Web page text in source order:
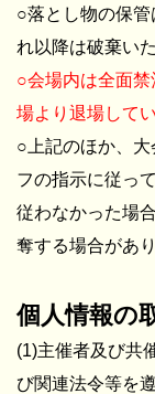
○落とし物の保
れ以降は破棄い
○会場内は全面
場より退場して
○上記のほか、
フの指示に従っ
従わなかった場
奪する場合があり
個人情報の
(1)主催者及び共
び関連法令等を